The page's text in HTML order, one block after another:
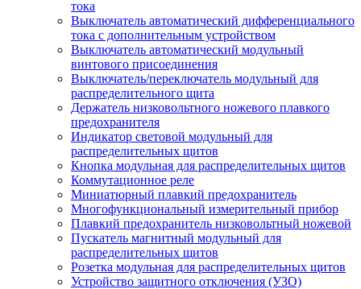
тока
Выключатель автоматический дифференциального
тока с дополнительным устройством
Выключатель автоматический модульный
винтового присоединения
Выключатель/переключатель модульный для
распределительного щита
Держатель низковольтного ножевого плавкого
предохранителя
Индикатор световой модульный для
распределительных щитов
Кнопка модульная для распределительных щитов
Коммутационное реле
Миниатюрный плавкий предохранитель
Многофункциональный измерительный прибор
Плавкий предохранитель низковольтный ножевой
Пускатель магнитный модульный для
распределительных щитов
Розетка модульная для распределительных щитов
Устройство защитного отключения (УЗО)